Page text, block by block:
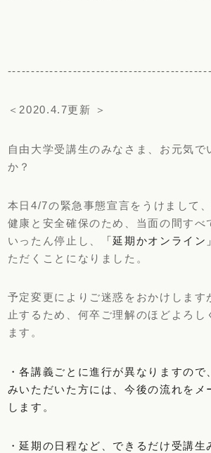
＜2020.4.7更新 ＞
自由大学受講生のみなさま、お元気で
か？
本日4/7の緊急事態宣言をうけまして
健康と安全確保のため、当面の間すべ
いったん停止し、
「延期かオンライン
ただくことになりました。
予定変更によりご迷惑をおかけします
止するため、何卒ご理解のほどよろし
ます。
・各講義ごとに進行が異なりますので
みいただいた方には、今後の流れをメ
します。
・延期の日程など、できるだけ受講生